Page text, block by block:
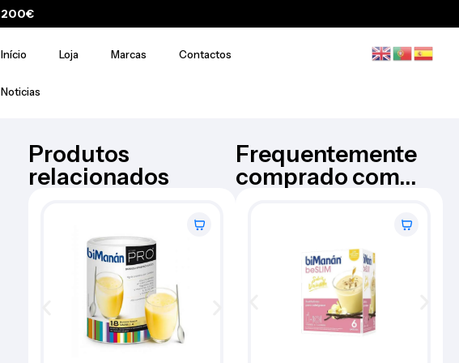
200€
Início
Loja Marcas Contactos
Noticias
Produtos
relacionados
Frequentemente
comprado com...